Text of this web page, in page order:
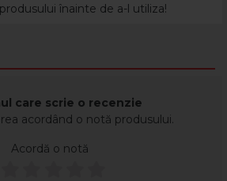
înainte de a-l utiliza!
care scrie o recenzie
acordând o notă produsului.
Acordă o notă